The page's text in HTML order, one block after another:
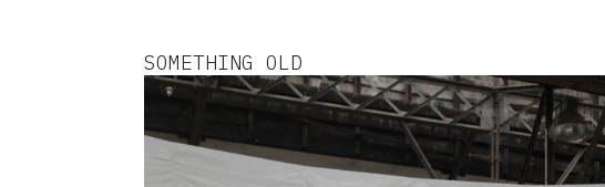
SOMETHING OLD